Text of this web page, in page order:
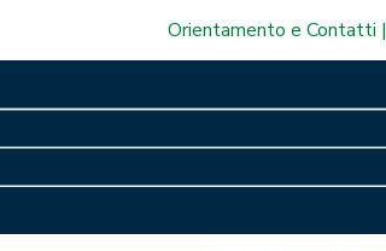
Orientamento e Contatti